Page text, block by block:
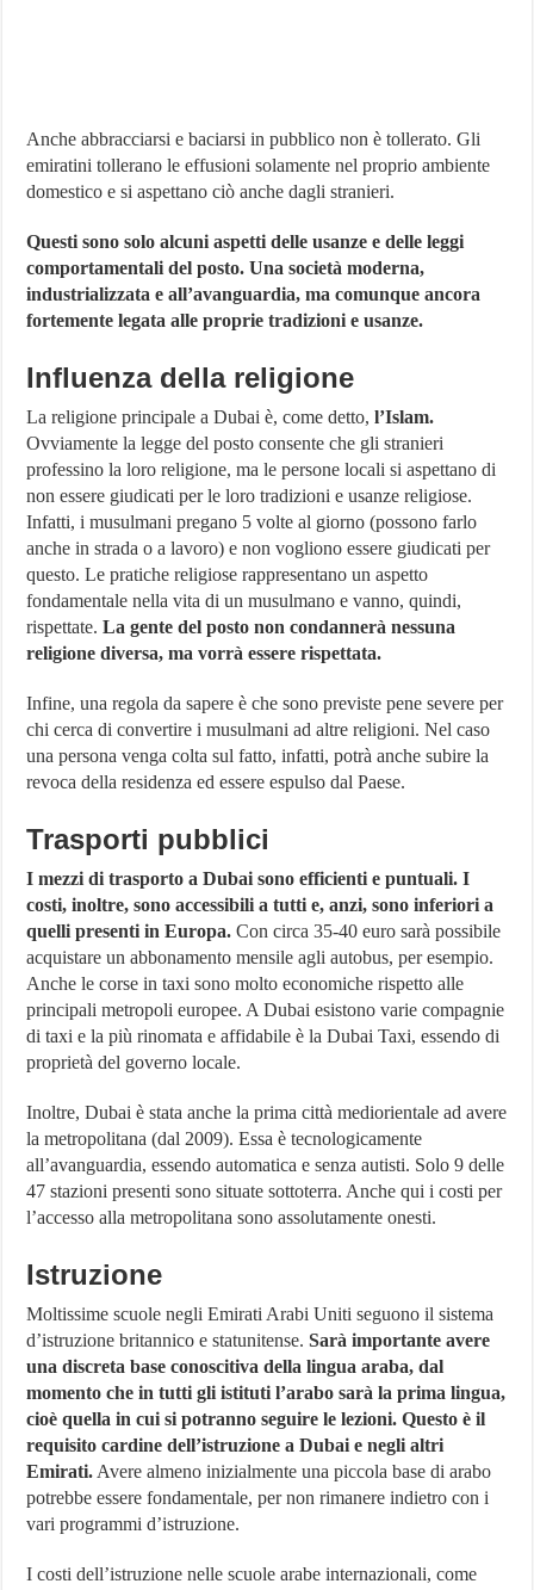
Anche abbracciarsi e baciarsi in pubblico non è tollerato. Gli
emiratini tollerano le effusioni solamente nel proprio ambiente
domestico e si aspettano ciò anche dagli stranieri.
Questi sono solo alcuni aspetti delle usanze e delle leggi
comportamentali del posto. Una società moderna,
industrializzata e all’avanguardia, ma comunque ancora
fortemente legata alle proprie tradizioni e usanze.
Influenza della religione
La religione principale a Dubai è, come detto,l’Islam.
Ovviamente la legge del posto consente che gli stranieri
professino la loro religione, ma le persone locali si aspettano di
non essere giudicati per le loro tradizioni e usanze religiose.
Infatti, i musulmani pregano 5 volte al giorno (possono farlo
anche in strada o a lavoro) e non vogliono essere giudicati per
questo. Le pratiche religiose rappresentano un aspetto
fondamentale nella vita di un musulmano e vanno, quindi,
rispettate.La gente del posto non condannerà nessuna
religione diversa, ma vorrà essere rispettata.
Infine, una regola da sapere è che sono previste pene severe per
chi cerca di convertire i musulmani ad altre religioni. Nel caso
una persona venga colta sul fatto, infatti, potrà anche subire la
revoca della residenza ed essere espulso dal Paese.
Trasporti pubblici
I mezzi di trasporto a Dubai sono efficienti e puntuali. I
costi, inoltre, sono accessibili a tutti e, anzi, sono inferiori a
quelli presenti in Europa. Con circa 35-40 euro sarà possibile
acquistare un abbonamento mensile agli autobus, per esempio.
Anche le corse in taxi sono molto economiche rispetto alle
principali metropoli europee. A Dubai esistono varie compagnie
di taxi e la più rinomata e affidabile è la Dubai Taxi, essendo di
proprietà del governo locale.
Inoltre, Dubai è stata anche la prima città mediorientale ad avere
la metropolitana (dal 2009). Essa è tecnologicamente
all’avanguardia, essendo automatica e senza autisti. Solo 9 delle
47 stazioni presenti sono situate sottoterra. Anche qui i costi per
l’accesso alla metropolitana sono assolutamente onesti.
Istruzione
Moltissime scuole negli Emirati Arabi Uniti seguono il sistema
d’istruzione britannico e statunitense.Sarà importante avere
una discreta base conoscitiva della lingua araba, dal
momento che in tutti gli istituti l’arabo sarà la prima lingua,
cioè quella in cui si potranno seguire le lezioni. Questo è il
requisito cardine dell’istruzione a Dubai e negli altri
Emirati. Avere almeno inizialmente una piccola base di arabo
potrebbe essere fondamentale, per non rimanere indietro con i
vari programmi d’istruzione.
I costi dell’istruzione nelle scuole arabe internazionali, come